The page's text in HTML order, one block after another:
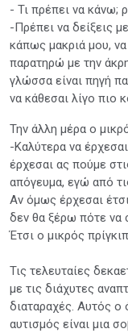
- Τι πρέπει να κάνω;
-Πρέπει να δείξεις
κάπως μακριά μου,
παρατηρώ με την
γλώσσα είναι πηγή
να κάθεσαι λίγο πιο
Την άλλη μέρα ο
-Καλύτερα να
έρχεσαι ας πούμε
απόγευμα, εγώ από
Αν όμως έρχεσαι
δεν θα ξέρω πότε να
Έτσι ο μικρός
Τις τελευταίες
με τις διάχυτες
διαταραχές. Αυτός ο
αυτισμός είναι μια